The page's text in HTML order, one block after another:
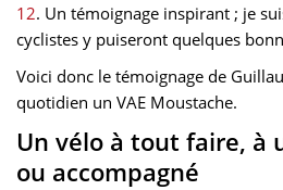
12. Un témoignage inspirant ; je
cyclistes y puiseront quelques
Voici donc le témoignage de
quotidien un VAE Moustache.
Un vélo à tout faire, à
ou accompagné